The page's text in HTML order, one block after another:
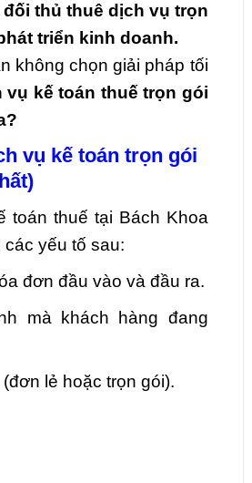
thủ thuê dịch vụ trọn
triển kinh doanh.
không chọn giải pháp tối
vụ kế toán thuế trọn gói
vụ kế toán trọn gói
toán thuế tại Bách Khoa
yếu tố sau:
đơn đầu vào và đầu ra.
mà khách hàng đang
lẻ hoặc trọn gói).